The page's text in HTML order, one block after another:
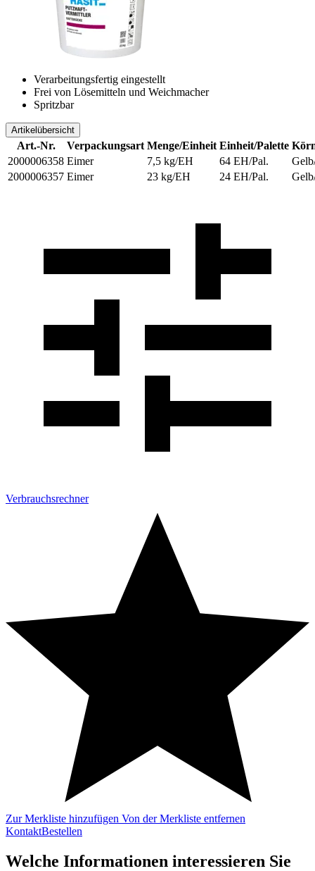
Verarbeitungsfertig eingestellt
Frei von Lösemitteln und Weichmacher
Spritzbar
Artikelübersicht
Art.-Nr. Verpackungsart Menge/Einheit Einheit/Palette
2000006358 Eimer 7,5 kg/EH 64 EH/Pal.
2000006357 Eimer 23 kg/EH 24 EH/Pal.
Verbrauchsrechner
Zur Merkliste hinzufügen Von der Merkliste entfernen
KontaktBestellen
Welche Informationen interessieren Sie